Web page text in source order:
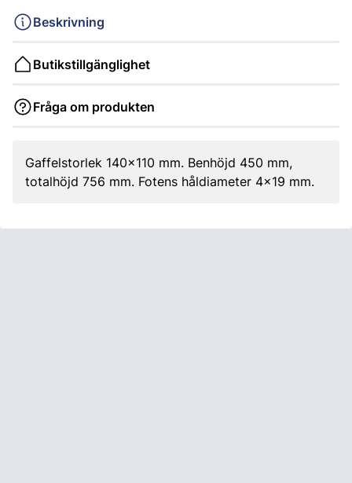
Beskrivning
Butikstillgänglighet
Fråga om produkten
Gaffelstorlek 140x110 mm. Benhöjd 450 mm,
totalhöjd 756 mm. Fotens håldiameter 4x19 mm.